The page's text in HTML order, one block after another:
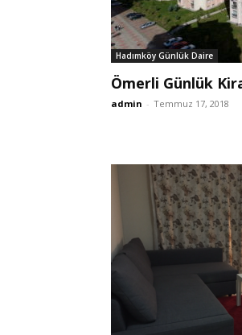
Hadımköy Günlük Daire
Ömerli Günlük
admin - Temmuz 17, 2018